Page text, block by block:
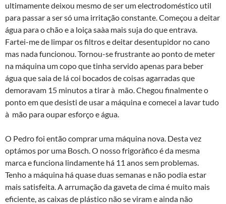
ultimamente deixou mesmo de ser um electrodoméstico util
para passar a ser só uma irritação constante. Começou a deitar
água para o chão e a loiça saà­a mais suja do que entrava.
Fartei-me de limpar os filtros e deitar desentupidor no cano
mas nada funcionou. Tornou-se frustrante ao ponto de meter
na máquina um copo que tinha servido apenas para beber
água que saia de lá coi bocados de coisas agarradas que
demoravam 15 minutos a tirar à mão. Chegou finalmente o
ponto em que desisti de usar a máquina e comecei a lavar tudo
à mão para oupar esforço e água.
O Pedro foi então comprar uma máquina nova. Desta vez
optámos por uma Bosch. O nosso frigorà­fico é da mesma
marca e funciona lindamente há 11 anos sem problemas.
Tenho a máquina há quase duas semanas e não podia estar
mais satisfeita. A arrumação da gaveta de cima é muito mais
eficiente, as caixas de plástico não se viram e ainda não